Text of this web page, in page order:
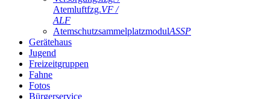
Atemluftfzg.VF /
ALF
AtemschutzsammelplatzmodulASSP
Gerätehaus
Jugend
Freizeitgruppen
Fahne
Fotos
Bürgerservice